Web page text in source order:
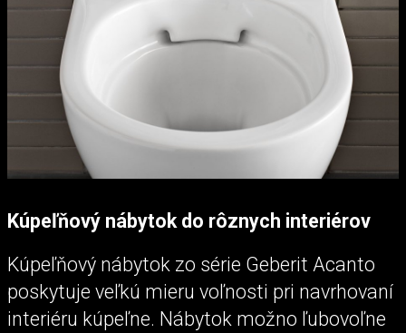
Kúpeľňový nábytok do rôznych interiérov
Kúpeľňový nábytok zo série Geberit Acanto
poskytuje veľkú mieru voľnosti pri navrhovaní
interiéru kúpeľne. Nábytok možno ľubovoľne